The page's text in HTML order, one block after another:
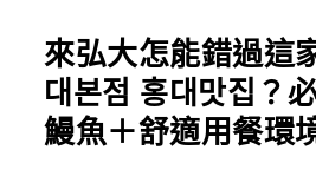
來弘大怎能錯過這
대본점 홍대맛집？
鰻魚＋舒適用餐環